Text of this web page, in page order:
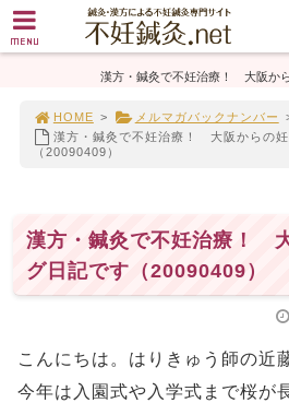
漢方・鍼灸で不妊治療！ 大阪か
HOME > メルマガバックナンバー
漢方・鍼灸で不妊治療！ 大阪からの妊
（20090409）
漢方・鍼灸で不妊治療！
グ日記です（20090409）
こんにちは。はりきゅう師の近
今年は入園式や入学式まで桜が
MENU